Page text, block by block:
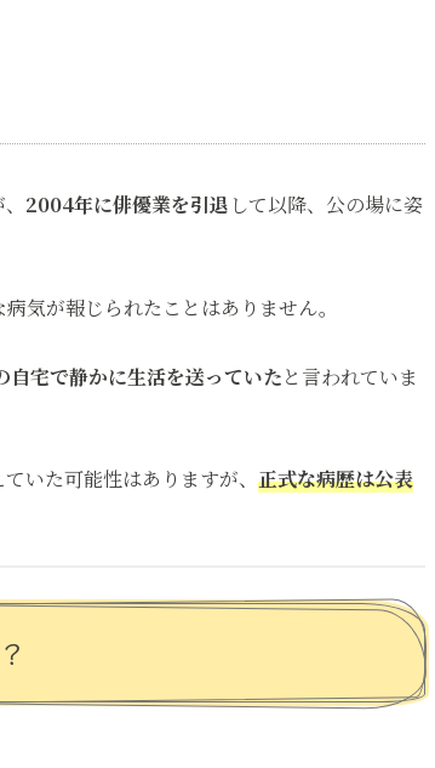
2004年に俳優業を引退 して以降、公の場に姿
気が報じられたことはありません。
自宅で静かに生活を送っていたと言われていま
いた可能性はありますが、 正式な病歴は公表